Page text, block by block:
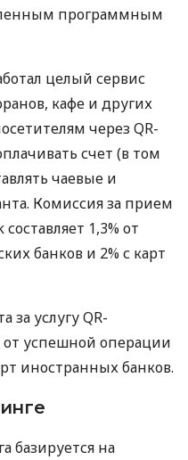
программным
целый сервис
кафе и других
через QR-
счет (в том
чаевые и
Комиссия за прием
1,3% от
банков и 2% с карт
за услугу QR-
от успешной операции
иностранных банков.
базируется на